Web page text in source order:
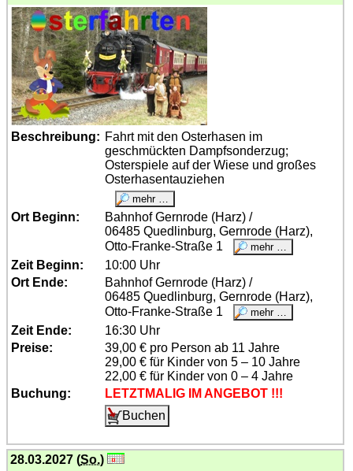
Beschreibung: Fahrt mit den Osterhasen im
geschmückten Dampfsonderzug;
Osterspiele auf der Wiese und großes
Osterhasentauziehen
Ort Beginn:
Bahnhof Gernrode (Harz) /
06485 Quedlinburg, Gernrode (Harz),
Otto-Franke-Straße 1
Zeit Beginn:
10:00 Uhr
Ort Ende:
Bahnhof Gernrode (Harz) /
06485 Quedlinburg, Gernrode (Harz),
Otto-Franke-Straße 1
Zeit Ende:
16:30 Uhr
Preise:
39,00 € pro Person ab 11 Jahre
29,00 € für Kinder von 5 – 10 Jahre
22,00 € für Kinder von 0 – 4 Jahre
Buchung:
LETZTMALIG IM ANGEBOT !!!
28.03.2027 (So.)